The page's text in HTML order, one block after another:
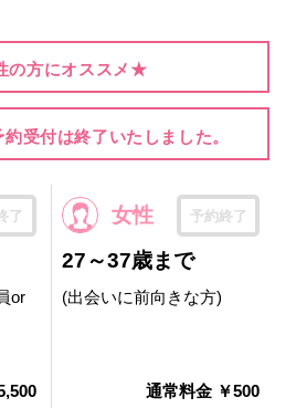
の方にオススメ★
受付は終了いたしました。
了
or
女性 予約終了
27～37歳まで
(出会いに前向きな方)
通常料金 ￥500